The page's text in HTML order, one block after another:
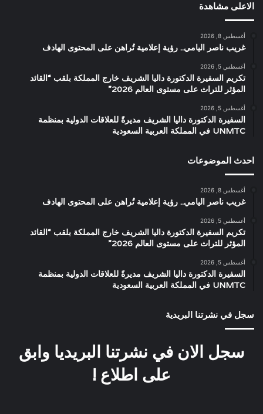
الاعلى مشاهدة
أغسطس 8, 2026
غريب ناصر اليامي.. رؤية إعلامية تُراهن على المحتوى الهادف
أغسطس 5, 2026
تكريم السفيرة الدكتورة داليا الشريف خارج المملكة بلقب “القائد
المؤثر للتراث على مستوى العالم 2026”
أغسطس 5, 2026
السفيرة الدكتورة داليا الشريف مديرةً للعلاقات الدولية بمنظمة
UNMTC في المملكة العربية السعودية
احدث الموضوعات
أغسطس 8, 2026
غريب ناصر اليامي.. رؤية إعلامية تُراهن على المحتوى الهادف
أغسطس 5, 2026
تكريم السفيرة الدكتورة داليا الشريف خارج المملكة بلقب “القائد
المؤثر للتراث على مستوى العالم 2026”
أغسطس 5, 2026
السفيرة الدكتورة داليا الشريف مديرةً للعلاقات الدولية بمنظمة
UNMTC في المملكة العربية السعودية
سجل في نشرتنا البريدية
سجل الان في نشرتنا البريديا وابق
على اطلاع !